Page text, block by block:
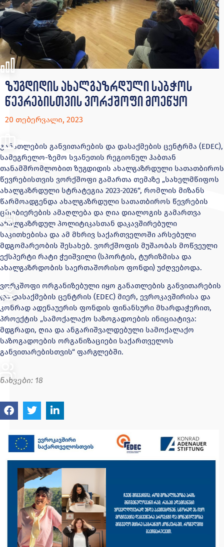
ზუგდიდის ახალგაზრდული საბჭოს
წევრებისთვის ვორქშოფი მოეწყო
20 თებერვალი, 2023
განათლების განვითარების და დასაქმების ცენტრმა (EDEC),
სამეგრელო-ზემო სვანეთის რეგიონულ ჰაბთან
თანამშრომლობით ზუგდიდის ახალგაზრდული სათათბიროს
წევრებისთვის ვორქშოფი გამართა თემაზე „სახელმწიფოს
ახალგაზრდული სტრატეგია 2023-2026“, რომლის მიზანს
წარმოადგენდა ახალგაზრდული სათათბიროს წევრების
ცნობიერების ამაღლება და ღია დიალოგის გამართვა
ახალგაზრდულ პოლიტიკასთან დაკავშირებული
საკითხებისა და ამ მხრივ საქართველოში არსებული
მდგომარეობის შესახებ. ვორქშოფის მუშაობას მოწვეული
ექსპერტი რატი ჭეიშვილი (სპორტის, ტურიზმისა და
ახალგაზრდობის საერთაშორისო ფონდი) უძღვებოდა.
ვორკშოფი ორგანიზებული იყო განათლების განვითარების
და დასაქმების ცენტრის (EDEC) მიერ, ევროკავშირისა და
კონრად ადენაუერის ფონდის ფინანსური მხარდაჭერით,
პროექტის „სამოქალაქო საზოგადოების ინიციატივა:
მდგრადი, ღია და ანგარიშვალდებული სამოქალაქო
საზოგადოების ორგანიზაციები საქართველოს
განვითარებისთვის“ ფარგლებში.
ნახვები: 18